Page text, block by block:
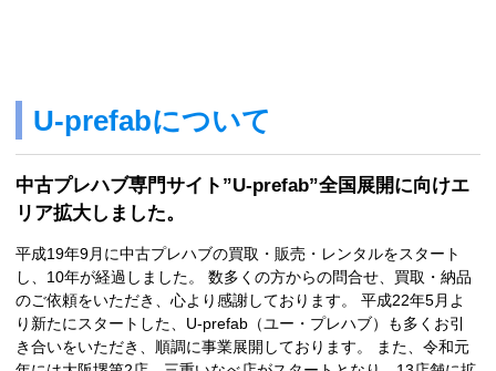
U-prefabについて
中古プレハブ専門サイト”U-prefab”全国展開に向けエ
リア拡大しました。
平成19年9月に中古プレハブの買取・販売・レンタルをスタート
し、10年が経過しました。 数多くの方からの問合せ、買取・納品
のご依頼をいただき、心より感謝しております。 平成22年5月よ
り新たにスタートした、U-prefab（ユー・プレハブ）も多くお引
き合いをいただき、順調に事業展開しております。 また、令和元